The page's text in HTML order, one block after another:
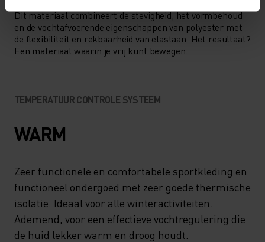
Dit materiaal combineert de stevigheid, het vormbehoud
en de vochtafvoerende eigenschappen van polyester met
de flexibiliteit en rekbaarheid van elastaan. Het resultaat?
Een materiaal waarin je vrij kunt bewegen.
TEMPERATUUR CONTROLE SYSTEEM
WARM
Zeer functionele en comfortabele sportkleding en
functioneel ondergoed met zeer goede thermische
isolatie. Ideaal voor alle winteractiviteiten.
Ademend, voor een effectieve vochtregulering die
de huid lekker warm en droog houdt.